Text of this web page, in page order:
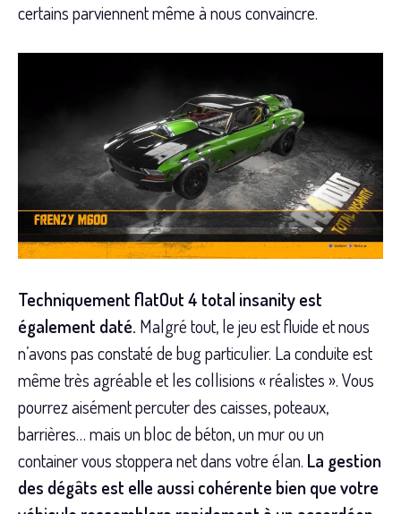
certains parviennent même à nous convaincre.
Techniquement flatOut 4 total insanity est
également daté. Malgré tout, le jeu est fluide et nous
n’avons pas constaté de bug particulier. La conduite est
même très agréable et les collisions « réalistes ». Vous
pourrez aisément percuter des caisses, poteaux,
barrières… mais un bloc de béton, un mur ou un
container vous stoppera net dans votre élan. La gestion
des dégâts est elle aussi cohérente bien que votre